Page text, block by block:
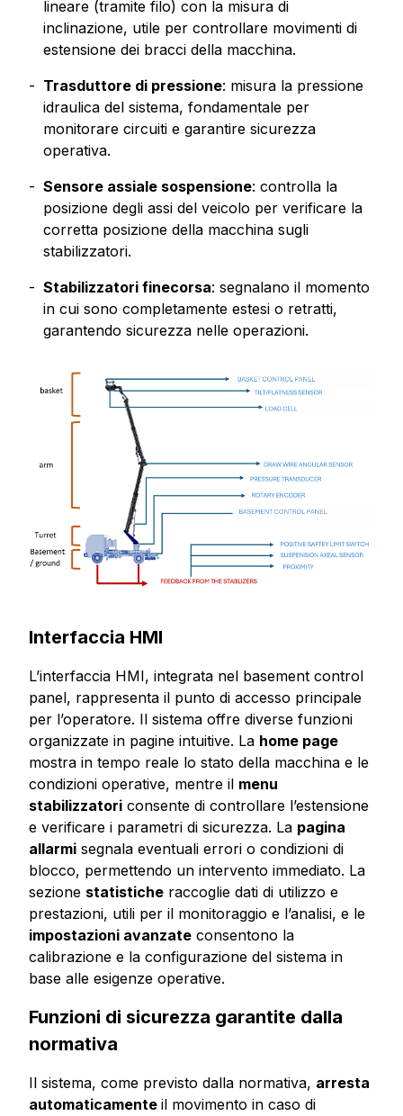
lineare (tramite filo) con la misura di
inclinazione, utile per controllare movimenti di
estensione dei bracci della macchina.
Trasduttore di pressione: misura la pressione
idraulica del sistema, fondamentale per
monitorare circuiti e garantire sicurezza
operativa.
Sensore assiale sospensione: controlla la
posizione degli assi del veicolo per verificare la
corretta posizione della macchina sugli
stabilizzatori.
Stabilizzatori finecorsa: segnalano il momento
in cui sono completamente estesi o retratti,
garantendo sicurezza nelle operazioni.
Interfaccia HMI
L’interfaccia HMI, integrata nel basement control
panel, rappresenta il punto di accesso principale
per l’operatore. Il sistema offre diverse funzioni
organizzate in pagine intuitive. La home page
mostra in tempo reale lo stato della macchina e le
condizioni operative, mentre il menu
stabilizzatori consente di controllare l’estensione
e verificare i parametri di sicurezza. La pagina
allarmi segnala eventuali errori o condizioni di
blocco, permettendo un intervento immediato. La
sezione statistiche raccoglie dati di utilizzo e
prestazioni, utili per il monitoraggio e l’analisi, e le
impostazioni avanzate consentono la
calibrazione e la configurazione del sistema in
base alle esigenze operative.
Funzioni di sicurezza garantite dalla
normativa
Il sistema, come previsto dalla normativa, arresta
automaticamente il movimento in caso di